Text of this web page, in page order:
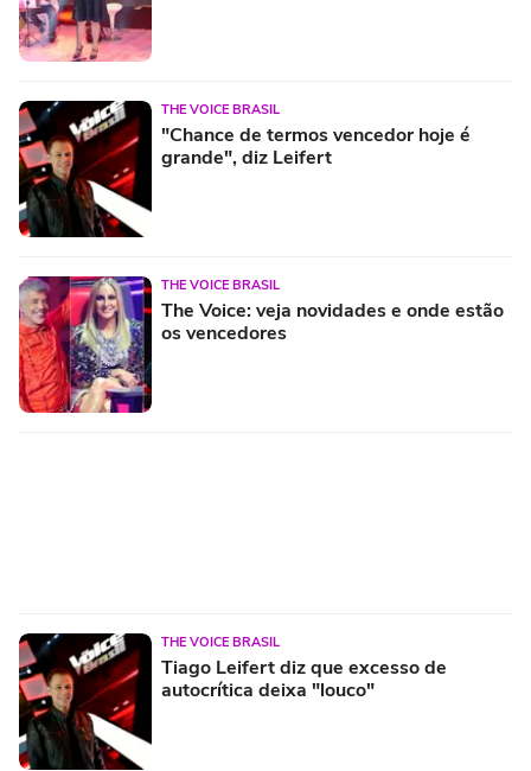
THE VOICE BRASIL
"Chance de termos vencedor hoje é
grande", diz Leifert
THE VOICE BRASIL
The Voice: veja novidades e onde estão
os vencedores
THE VOICE BRASIL
Tiago Leifert diz que excesso de
autocrítica deixa "louco"